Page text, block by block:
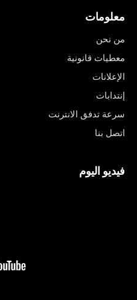
معلومات
من نحن
معطيات قانونية
الإعلانات
إنتدابات
سرعة تدفق الانترنت
اتصل بنا
فيديو اليوم